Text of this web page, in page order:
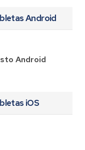
Android
Android
iOS